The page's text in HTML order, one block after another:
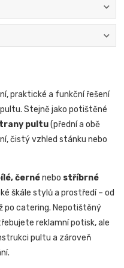
praktické a funkční řešení
Stejně jako potištěné
pultu(přední a obě
čistý vzhled stánku nebo
černénebo stříbrné
škále stylů a prostředí – od
po catering. Nepotištěný
reklamní potisk, ale
pultu a zároveň